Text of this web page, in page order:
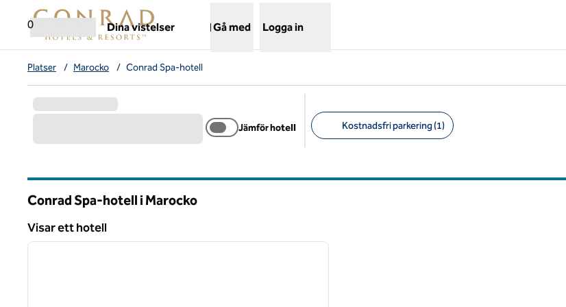
Gå vidare till innehållet
0
Dina vistelser
,öppnar ny flik
Gå med Logga in
Platser / Marocko / Conrad Spa-hotell
Jämför hotell Kostnadsfri parkering (1)
Conrad Spa-hotell i Marocko
Visar ett hotell
Visar ett hotell
1 av 12
nästa bild